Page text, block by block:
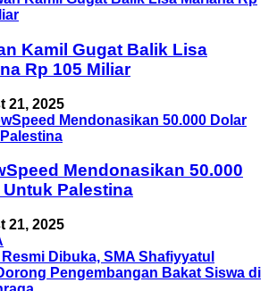
Kamil Gugat Balik Lisa
Rp 105 Miliar
21, 2025
Mendonasikan 50.000
Untuk Palestina
21, 2025